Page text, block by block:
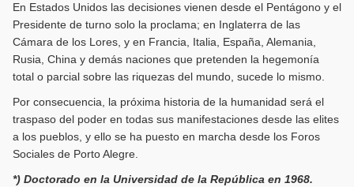
En Estados Unidos las decisiones vienen desde el Pentágono y el
Presidente de turno solo la proclama; en Inglaterra de las
Cámara de los Lores, y en Francia, Italia, España, Alemania,
Rusia, China y demás naciones que pretenden la hegemonía
total o parcial sobre las riquezas del mundo, sucede lo mismo.
Por consecuencia, la próxima historia de la humanidad será el
traspaso del poder en todas sus manifestaciones desde las elites
a los pueblos, y ello se ha puesto en marcha desde los Foros
Sociales de Porto Alegre.
*) Doctorado en la Universidad de la República en 1968.